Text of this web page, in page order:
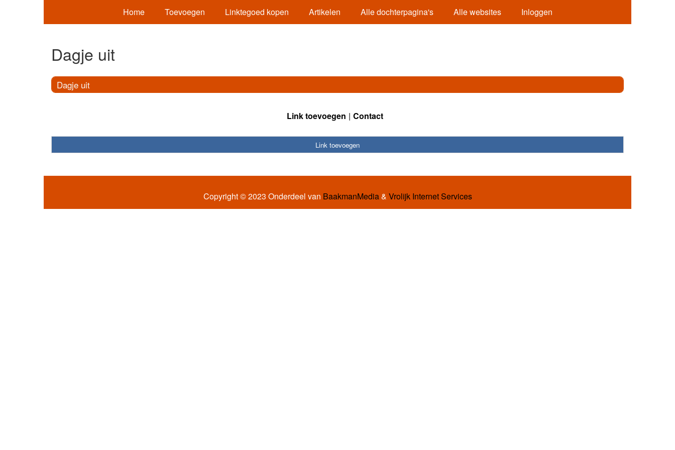
Home Toevoegen Linktegoed kopen Artikelen Alle dochterpagina's Alle websites Inloggen
Dagje uit
Dagje uit
Link toevoegen Contact
Link toevoegen
Copyright © 2023 Onderdeel van BaakmanMedia& Vrolijk Internet Services